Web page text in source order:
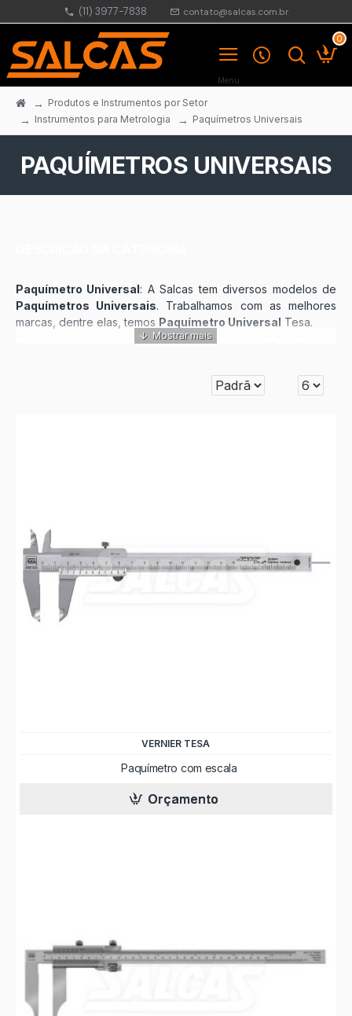
(11) 3977-7838 contato@salcas.com.br
0
Produtos e Instrumentos por Setor
Instrumentos para Metrologia
Paquímetros Universais
PAQUÍMETROS UNIVERSAIS
Paquímetro Universal: A Salcas tem diversos modelos de
Paquímetros Universais. Trabalhamos com as melhores
marcas, dentre elas, temos Paquímetro Universal Tesa.
Veja alguns instrumentos da Categoria
VERNIER TESA
Paquímetro com escala
Orçamento